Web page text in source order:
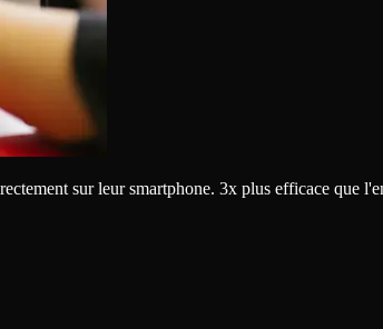
sur leur smartphone. 3x plus efficace que